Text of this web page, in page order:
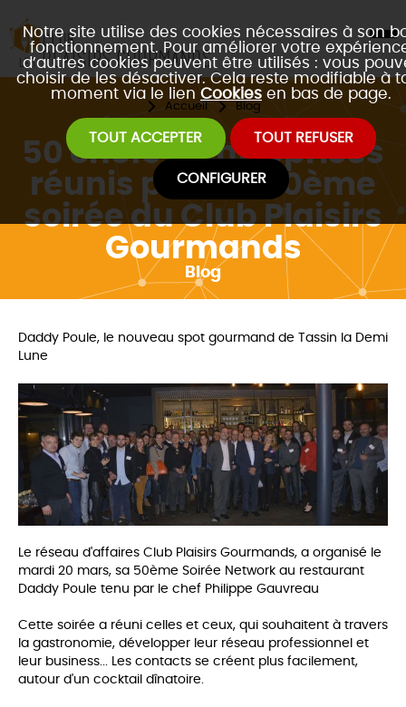
Notre site utilise des cookies nécessaires à son
fonctionnement. Pour améliorer votre
d’autres cookies peuvent être utilisés : vous
choisir de les désactiver. Cela reste modifiable à
moment via le lien Cookies en bas de page.
TOUT ACCEPTER TOUT REFUSER
CONFIGURER
Accueil Blog
50 chefs d'entreprises
réunis pour la 50ème
soirée du Club Plaisirs
Gourmands
Blog
Daddy Poule, le nouveau spot gourmand de Tassin la Demi
Lune
Le réseau d'affaires Club Plaisirs Gourmands, a organisé le
mardi 20 mars, sa 50ème Soirée Network au restaurant
Daddy Poule tenu par le chef Philippe Gauvreau
Cette soirée a réuni celles et ceux, qui souhaitent à travers
la gastronomie, développer leur réseau professionnel et
leur business... Les contacts se créent plus facilement,
autour d'un cocktail dînatoire.